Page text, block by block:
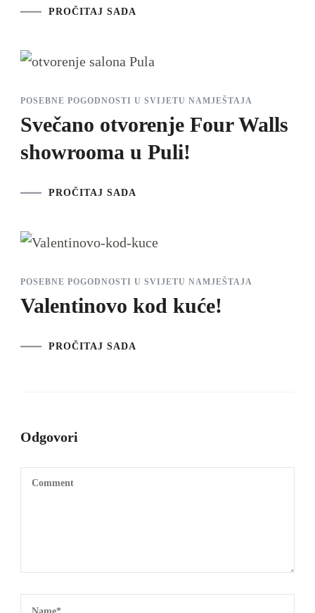
PROČITAJ SADA
POSEBNE POGODNOSTI U SVIJETU NAMJEŠTAJA
Svečano otvorenje Four Walls
showrooma u Puli!
PROČITAJ SADA
POSEBNE POGODNOSTI U SVIJETU NAMJEŠTAJA
Valentinovo kod kuće!
PROČITAJ SADA
Odgovori